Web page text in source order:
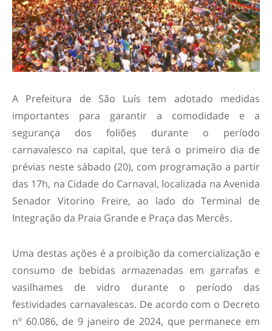
A Prefeitura de São Luís tem adotado medidas
importantes para garantir a comodidade e a
segurança dos foliões durante o período
carnavalesco na capital, que terá o primeiro dia de
prévias neste sábado (20), com programação a partir
das 17h, na Cidade do Carnaval, localizada na Avenida
Senador Vitorino Freire, ao lado do Terminal de
Integração da Praia Grande e Praça das Mercês.
Uma destas ações é a proibição da comercialização e
consumo de bebidas armazenadas em garrafas e
vasilhames de vidro durante o período das
festividades carnavalescas. De acordo com o Decreto
nº 60.086, de 9 janeiro de 2024, que permanece em